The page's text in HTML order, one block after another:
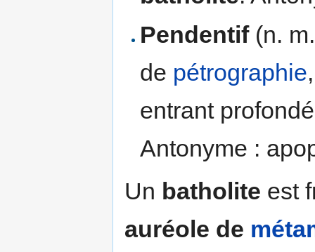
Pendentif(n.
de pétrographie
entrant
Antonyme :
Un batholite est
auréole de